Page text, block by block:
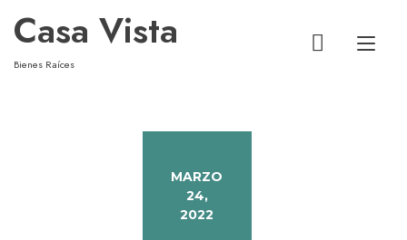
Casa Vista
Bienes Raíces
MARZO
24,
2022